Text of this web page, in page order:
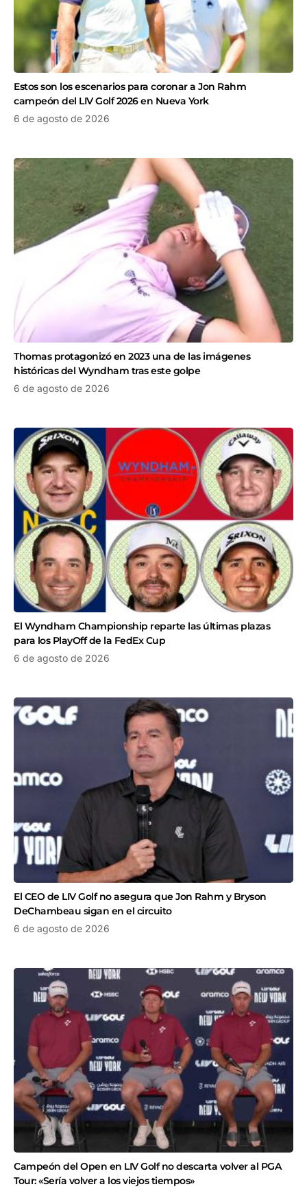
Estos son los escenarios para coronar a Jon Rahm
campeón del LIV Golf 2026 en Nueva York
6 de agosto de 2026
Thomas protagonizó en 2023 una de las imágenes
históricas del Wyndham tras este golpe
6 de agosto de 2026
El Wyndham Championship reparte las últimas plazas
para los PlayOff de la FedEx Cup
6 de agosto de 2026
El CEO de LIV Golf no asegura que Jon Rahm y Bryson
DeChambeau sigan en el circuito
6 de agosto de 2026
Campeón del Open en LIV Golf no descarta volver al PGA
Tour: «Sería volver a los viejos tiempos»